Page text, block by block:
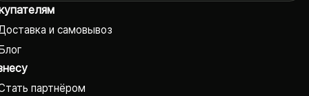
и самовывоз
партнёром